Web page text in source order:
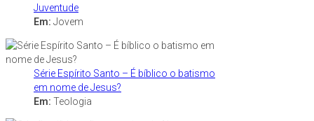
Juventude
Em: Jovem
Série Espírito Santo – É bíblico o batismo
em nome de Jesus?
Em: Teologia